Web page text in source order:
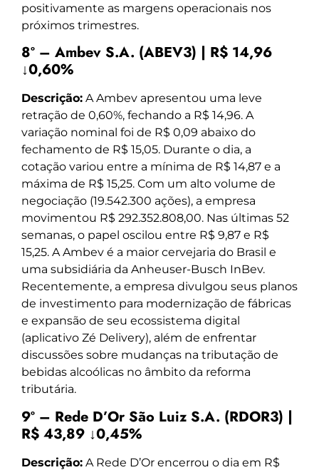
positivamente as margens operacionais nos
próximos trimestres.
8º – Ambev S.A. (ABEV3) | R$ 14,96
↓0,60%
Descrição: A Ambev apresentou uma leve
retração de 0,60%, fechando a R$ 14,96. A
variação nominal foi de R$ 0,09 abaixo do
fechamento de R$ 15,05. Durante o dia, a
cotação variou entre a mínima de R$ 14,87 e a
máxima de R$ 15,25. Com um alto volume de
negociação (19.542.300 ações), a empresa
movimentou R$ 292.352.808,00. Nas últimas 52
semanas, o papel oscilou entre R$ 9,87 e R$
15,25. A Ambev é a maior cervejaria do Brasil e
uma subsidiária da Anheuser-Busch InBev.
Recentemente, a empresa divulgou seus planos
de investimento para modernização de fábricas
e expansão de seu ecossistema digital
(aplicativo Zé Delivery), além de enfrentar
discussões sobre mudanças na tributação de
bebidas alcoólicas no âmbito da reforma
tributária.
9º – Rede D’Or São Luiz S.A. (RDOR3) |
R$ 43,89 ↓0,45%
Descrição: A Rede D’Or encerrou o dia em R$